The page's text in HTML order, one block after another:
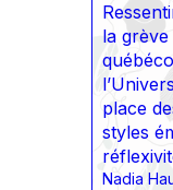
la
place
styles
Nadia